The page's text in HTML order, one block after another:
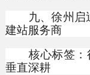
九、徐州启迪
建站服务商
核心标签：行
垂直深耕